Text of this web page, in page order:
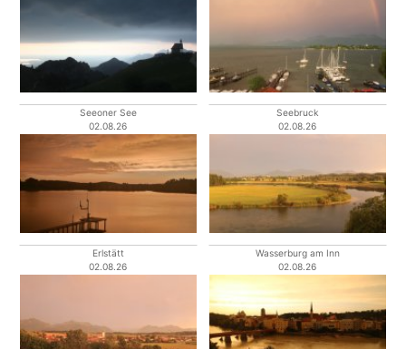
Seeoner See
02.08.26
Seebruck
02.08.26
Erlstätt
02.08.26
Wasserburg am Inn
02.08.26